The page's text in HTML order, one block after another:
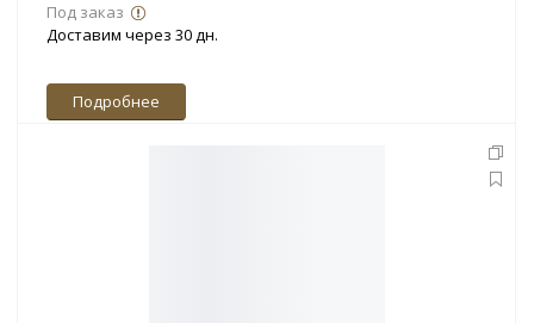
Под заказ
Доставим через 30 дн.
Подробнее